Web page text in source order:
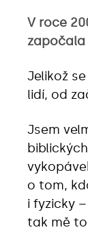
V roce
započala
Jelikož
lidí, od
Jsem
o tom,
i fyzicky
tak mě